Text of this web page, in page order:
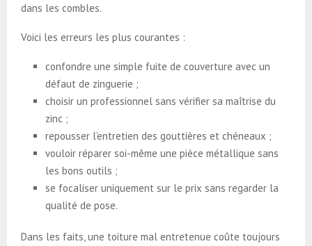
dans les combles.
Voici les erreurs les plus courantes :
confondre une simple fuite de couverture avec un
défaut de zinguerie ;
choisir un professionnel sans vérifier sa maîtrise du
zinc ;
repousser l’entretien des gouttières et chéneaux ;
vouloir réparer soi-même une pièce métallique sans
les bons outils ;
se focaliser uniquement sur le prix sans regarder la
qualité de pose.
Dans les faits, une toiture mal entretenue coûte toujours